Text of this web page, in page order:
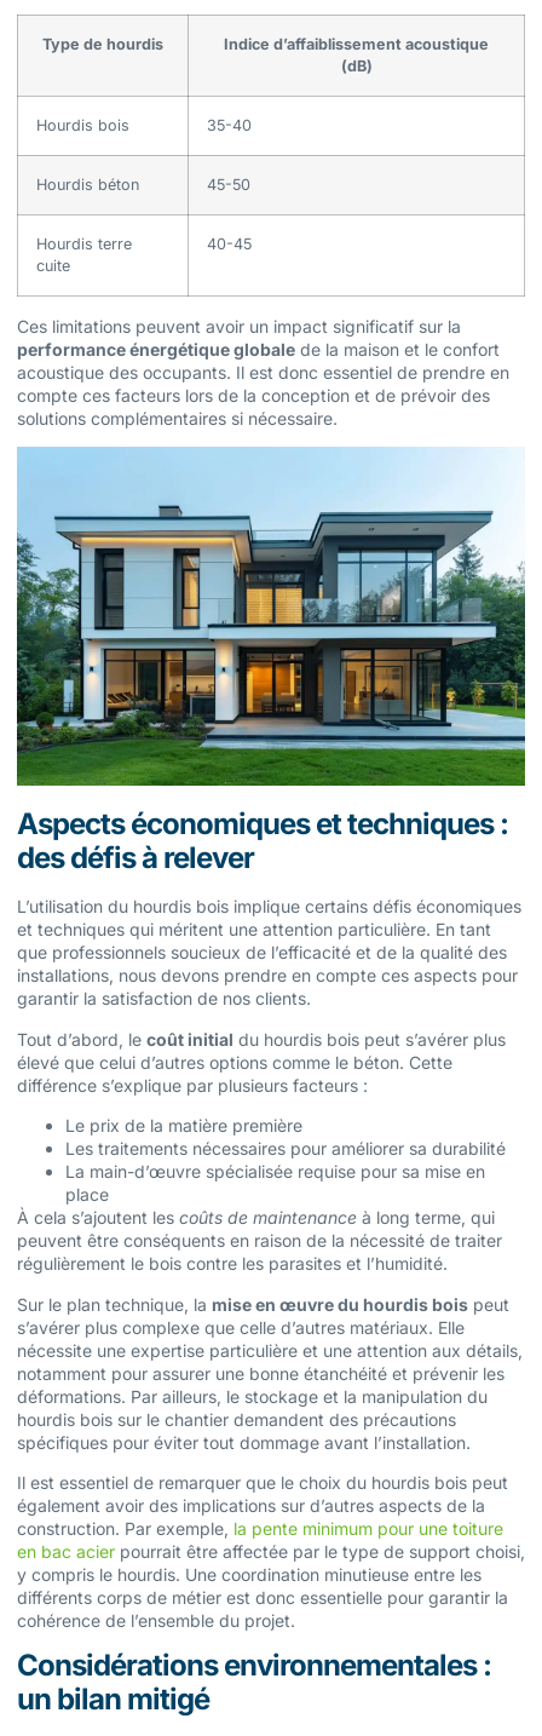
Type de hourdis
Indice d’affaiblissement acoustique
(dB)
Hourdis bois 35-40
Hourdis béton 45-50
Hourdis terre
cuite
40-45
Ces limitations peuvent avoir un impact significatif sur la
performance énergétique globale de la maison et le confort
acoustique des occupants. Il est donc essentiel de prendre en
compte ces facteurs lors de la conception et de prévoir des
solutions complémentaires si nécessaire.
Aspects économiques et techniques :
des défis à relever
L’utilisation du hourdis bois implique certains défis économiques
et techniques qui méritent une attention particulière. En tant
que professionnels soucieux de l’efficacité et de la qualité des
installations, nous devons prendre en compte ces aspects pour
garantir la satisfaction de nos clients.
Tout d’abord, le coût initial du hourdis bois peut s’avérer plus
élevé que celui d’autres options comme le béton. Cette
différence s’explique par plusieurs facteurs :
Le prix de la matière première
Les traitements nécessaires pour améliorer sa durabilité
La main-d’œuvre spécialisée requise pour sa mise en
place
À cela s’ajoutent les coûts de maintenance à long terme, qui
peuvent être conséquents en raison de la nécessité de traiter
régulièrement le bois contre les parasites et l’humidité.
Sur le plan technique, la mise en œuvre du hourdis bois peut
s’avérer plus complexe que celle d’autres matériaux. Elle
nécessite une expertise particulière et une attention aux détails,
notamment pour assurer une bonne étanchéité et prévenir les
déformations. Par ailleurs, le stockage et la manipulation du
hourdis bois sur le chantier demandent des précautions
spécifiques pour éviter tout dommage avant l’installation.
Il est essentiel de remarquer que le choix du hourdis bois peut
également avoir des implications sur d’autres aspects de la
construction. Par exemple, la pente minimum pour une toiture
en bac acier pourrait être affectée par le type de support choisi,
y compris le hourdis. Une coordination minutieuse entre les
différents corps de métier est donc essentielle pour garantir la
cohérence de l’ensemble du projet.
Considérations environnementales :
un bilan mitigé